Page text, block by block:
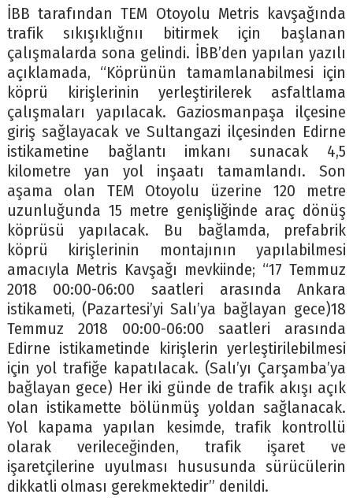
İBB tarafından TEM Otoyolu Metris kavşağında
trafik sıkışıklığnıı bitirmek için başlanan
çalışmalarda sona gelindi. İBB’den yapılan yazılı
açıklamada, “Köprünün tamamlanabilmesi için
köprü kirişlerinin yerleştirilerek asfaltlama
çalışmaları yapılacak. Gaziosmanpaşa ilçesine
giriş sağlayacak ve Sultangazi ilçesinden Edirne
istikametine bağlantı imkanı sunacak 4,5
kilometre yan yol inşaatı tamamlandı. Son
aşama olan TEM Otoyolu üzerine 120 metre
uzunluğunda 15 metre genişliğinde araç dönüş
köprüsü yapılacak. Bu bağlamda, prefabrik
köprü kirişlerinin montajının yapılabilmesi
amacıyla Metris Kavşağı mevkiinde; “17 Temmuz
2018 00:00-06:00 saatleri arasında Ankara
istikameti, (Pazartesi’yi Salı’ya bağlayan gece)18
Temmuz 2018 00:00-06:00 saatleri arasında
Edirne istikametinde kirişlerin yerleştirilebilmesi
için yol trafiğe kapatılacak. (Salı’yı Çarşamba’ya
bağlayan gece) Her iki günde de trafik akışı açık
olan istikamette bölünmüş yoldan sağlanacak.
Yol kapama yapılan kesimde, trafik kontrollü
olarak verileceğinden, trafik işaret ve
işaretçilerine uyulması hususunda sürücülerin
dikkatli olması gerekmektedir” denildi.